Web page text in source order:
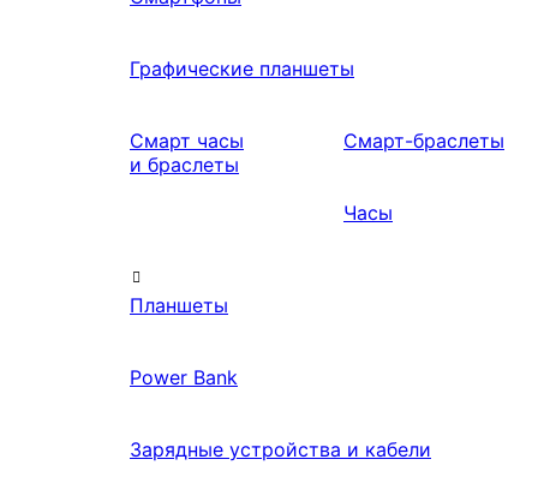
Графические планшеты
Смарт часы
и браслеты
Смарт-браслеты
Часы
Планшеты
Power Bank
Зарядные устройства и кабели